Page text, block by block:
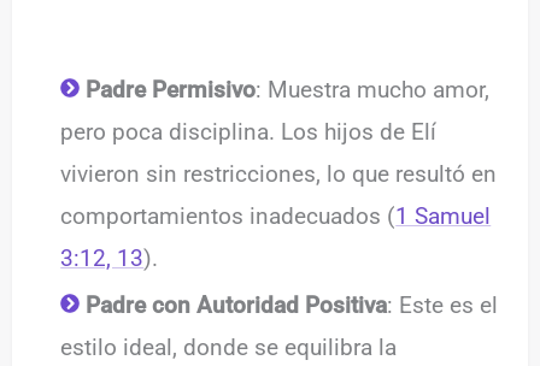
Padre Permisivo: Muestra mucho amor,
pero poca disciplina. Los hijos de Elí
vivieron sin restricciones, lo que resultó en
comportamientos inadecuados (1 Samuel
3:12, 13).
Padre con Autoridad Positiva: Este es el
estilo ideal, donde se equilibra la